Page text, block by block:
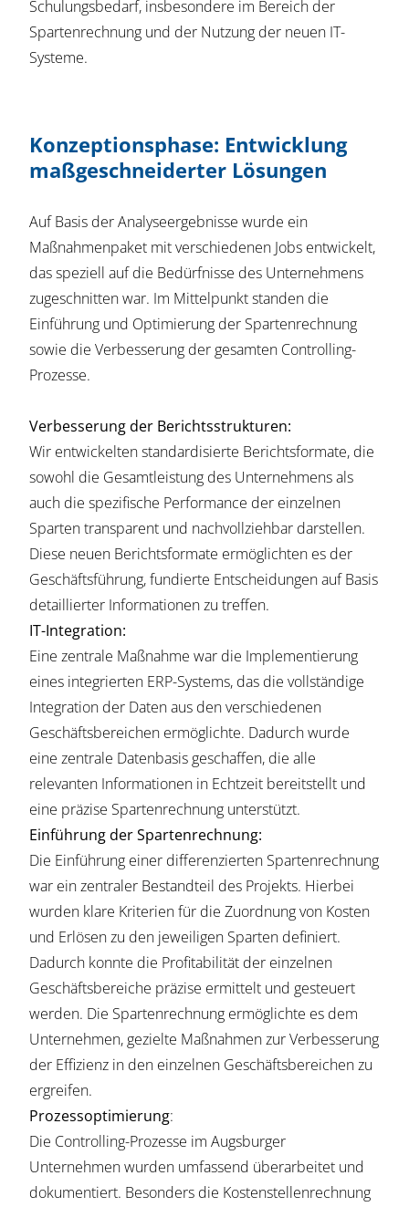
Schulungsbedarf, insbesondere im Bereich der
Spartenrechnung und der Nutzung der neuen IT-
Systeme.
Konzeptionsphase: Entwicklung
maßgeschneiderter Lösungen
Auf Basis der Analyseergebnisse wurde ein
Maßnahmenpaket mit verschiedenen Jobs entwickelt,
das speziell auf die Bedürfnisse des Unternehmens
zugeschnitten war. Im Mittelpunkt standen die
Einführung und Optimierung der Spartenrechnung
sowie die Verbesserung der gesamten Controlling-
Prozesse.
Verbesserung der Berichtsstrukturen:
Wir entwickelten standardisierte Berichtsformate, die
sowohl die Gesamtleistung des Unternehmens als
auch die spezifische Performance der einzelnen
Sparten transparent und nachvollziehbar darstellen.
Diese neuen Berichtsformate ermöglichten es der
Geschäftsführung, fundierte Entscheidungen auf Basis
detaillierter Informationen zu treffen.
IT-Integration:
Eine zentrale Maßnahme war die Implementierung
eines integrierten ERP-Systems, das die vollständige
Integration der Daten aus den verschiedenen
Geschäftsbereichen ermöglichte. Dadurch wurde
eine zentrale Datenbasis geschaffen, die alle
relevanten Informationen in Echtzeit bereitstellt und
eine präzise Spartenrechnung unterstützt.
Einführung der Spartenrechnung:
Die Einführung einer differenzierten Spartenrechnung
war ein zentraler Bestandteil des Projekts. Hierbei
wurden klare Kriterien für die Zuordnung von Kosten
und Erlösen zu den jeweiligen Sparten definiert.
Dadurch konnte die Profitabilität der einzelnen
Geschäftsbereiche präzise ermittelt und gesteuert
werden. Die Spartenrechnung ermöglichte es dem
Unternehmen, gezielte Maßnahmen zur Verbesserung
der Effizienz in den einzelnen Geschäftsbereichen zu
ergreifen.
Prozessoptimierung:
Die Controlling-Prozesse im Augsburger
Unternehmen wurden umfassend überarbeitet und
dokumentiert. Besonders die Kostenstellenrechnung